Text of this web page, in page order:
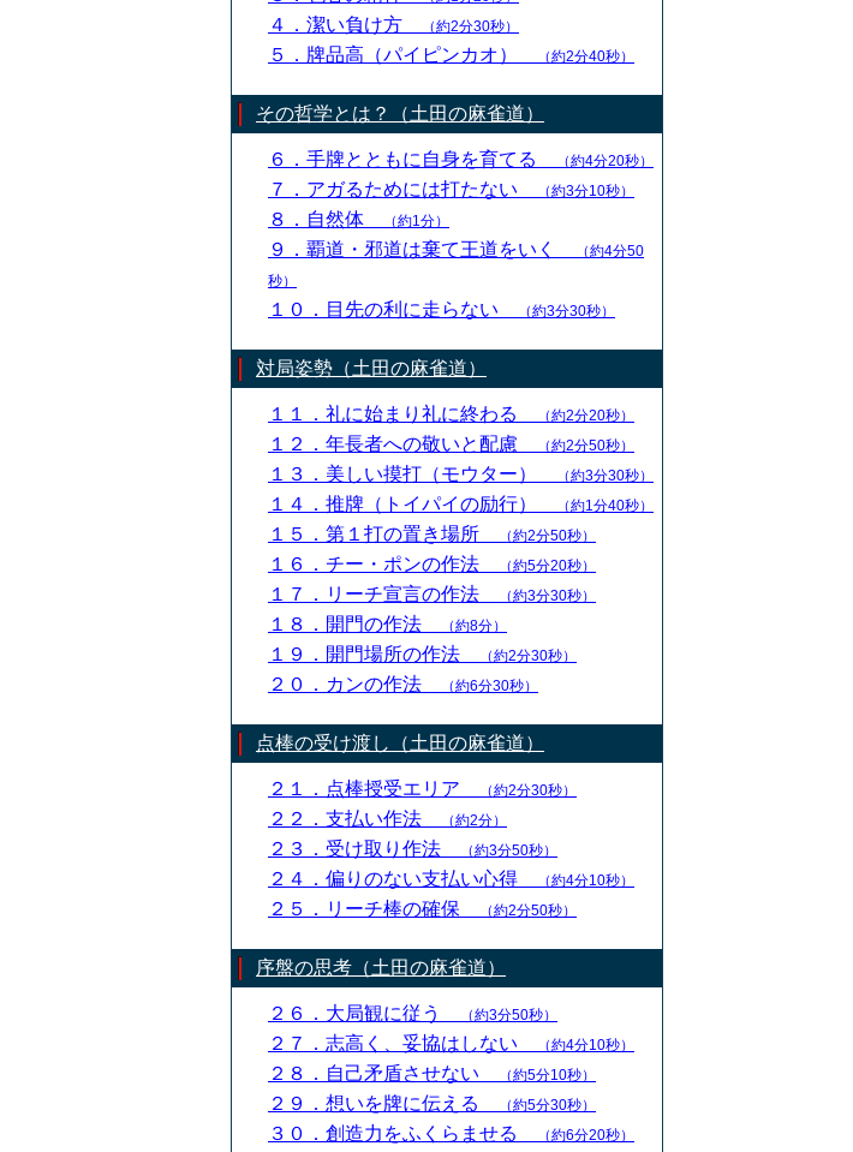
４．潔い負け方 （約2分30秒）
５．牌品高（パイピンカオ） （約2分40秒）
その哲学とは？（土田の麻雀道）
６．手牌とともに自身を育てる （約4分20秒）
７．アガるためには打たない （約3分10秒）
８．自然体 （約1分）
９．覇道・邪道は棄て王道をいく
（約4分50
秒）
１０．目先の利に走らない （約3分30秒）
対局姿勢（土田の麻雀道）
１１．礼に始まり礼に終わる （約2分20秒）
１２．年長者への敬いと配慮 （約2分50秒）
１３．美しい摸打（モウター） （約3分30秒）
１４．推牌（トイパイの励行） （約1分40秒）
１５．第１打の置き場所 （約2分50秒）
１６．チー・ポンの作法 （約5分20秒）
１７．リーチ宣言の作法 （約3分30秒）
１８．開門の作法 （約8分）
１９．開門場所の作法 （約2分30秒）
２０．カンの作法 （約6分30秒）
点棒の受け渡し（土田の麻雀道）
２１．点棒授受エリア （約2分30秒）
２２．支払い作法 （約2分）
２３．受け取り作法 （約3分50秒）
２４．偏りのない支払い心得 （約4分10秒）
２５．リーチ棒の確保 （約2分50秒）
序盤の思考（土田の麻雀道）
２６．大局観に従う （約3分50秒）
２７．志高く、妥協はしない （約4分10秒）
２８．自己矛盾させない （約5分10秒）
２９．想いを牌に伝える （約5分30秒）
３０．創造力をふくらませる （約6分20秒）